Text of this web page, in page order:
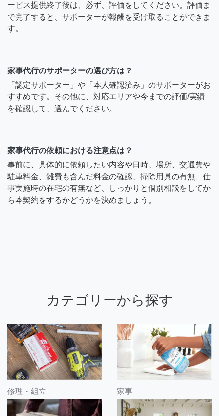
ービス提供終了後は、必ず、評価をしてください。評価ま
で完了すると、サポーターが報酬を受け取ることができま
す。
家事代行のサポーターの選び方は？
「認定サポーター」や「本人確認済み」のサポーターがお
すすめです。その他に、対応エリアや今までの評価/実績
を確認して、選んでください。
家事代行の依頼における注意点は？
事前に、具体的に依頼したい内容や日時、場所、交通費や
駐車料金、雑費も含んだ料金の確認、掃除用具の有無、仕
事実施時の在宅の有無など、しっかりと個別相談をしてか
ら本契約をするかどうかを決めましょう。
カテゴリーから探す
修理・組立 家事